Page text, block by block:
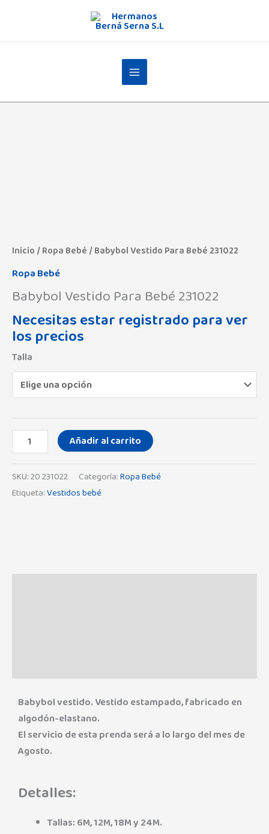
contenido
Inicio /Ropa Bebé / Babybol Vestido Para Bebé 231022
Ropa Bebé
Babybol Vestido Para Bebé 231022
Necesitas estar registrado para ver
los precios
Talla
Añadir al carrito
SKU:20 231022 Categoría:Ropa Bebé
Etiqueta:Vestidos bebé
Babybol vestido. Vestido estampado, fabricado en
algodón-elastano.
El servicio de esta prenda será a lo largo del mes de
Agosto.
Detalles:
Tallas: 6M, 12M, 18M y 24M.